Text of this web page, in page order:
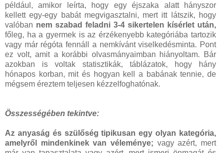
például, amikor leírta, hogy egy éjszaka alatt hányszor
kellett egy-egy babát megvigasztalni, mert itt látszik, hogy
valóban nem szabad feladni 3-4 sikertelen kísérlet után,
főleg, ha a gyermek is az érzékenyebb kategóriába tartozik
vagy már régóta fennáll a nemkívánt viselkedésminta. Pont
ez volt, amit a korábbi olvasmányaimban hiányoltam. Bár
azokban is voltak statisztikák, táblázatok, hogy hány
hónapos korban, mit és hogyan kell a babának tennie, de
mégsem éreztem teljesen kézzelfoghatónak.
Összességében tekintve:
Az anyaság és szülőség tipikusan egy olyan kategória,
amelyről mindenkinek van véleménye; vagy azért, mert